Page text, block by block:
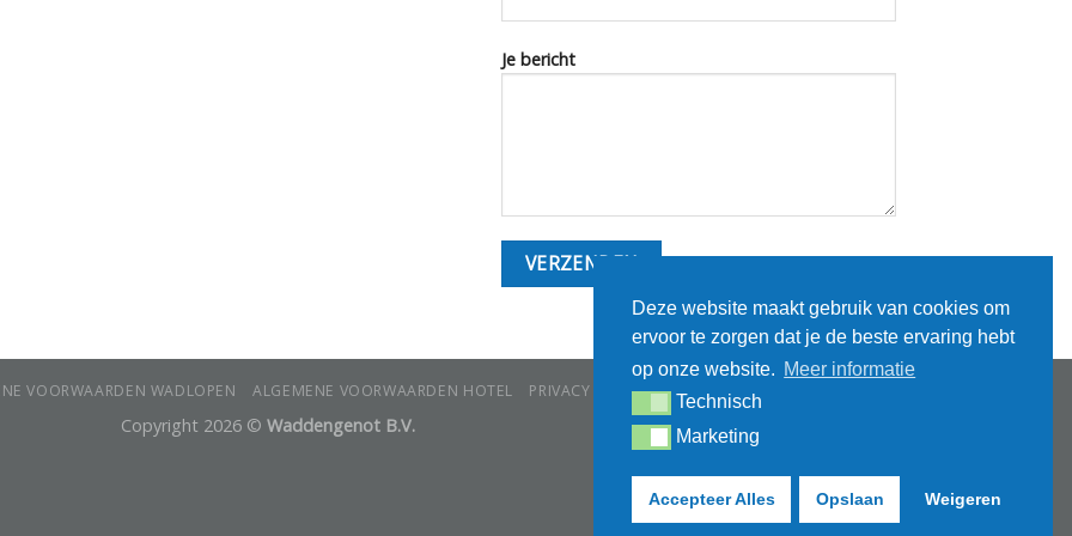
Deze website maakt gebruik van cookies om
ervoor te zorgen dat je de beste ervaring hebt
op onze website. Meer informatie
Technisch
Technisch
Marketing
Marketing
Accepteer Alles Opslaan Weigeren
Je bericht
VOORWAARDEN WADLOPEN ALGEMENE VOORWAARDEN HOTEL PRIVACY STATEMENT
Copyright 2026 © Waddengenot B.V.